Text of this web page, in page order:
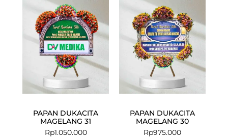
PAPAN DUKACITA
MAGELANG 31
Rp1.050.000
PAPAN DUKACITA
MAGELANG 30
Rp975.000